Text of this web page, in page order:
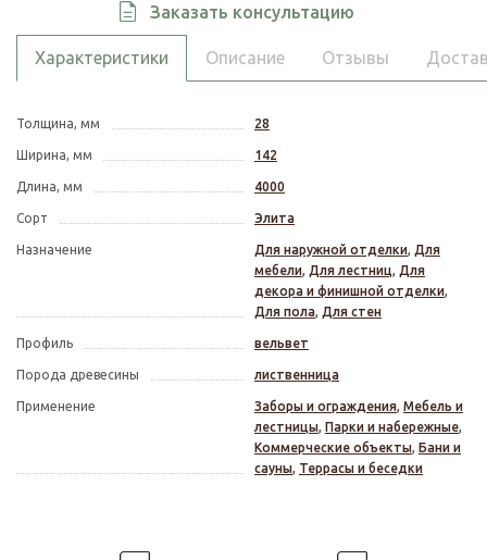
Заказать консультацию
Характеристики Описание Отзывы
Толщина, мм 28
Ширина, мм 142
Длина, мм 4000
Сорт Элита
Назначение Для наружной отделки, Для
мебели, Для лестниц, Для
декора и финишной отделки,
Для пола, Для стен
Профиль вельвет
Порода древесины лиственница
Применение Заборы и ограждения, Мебель и
лестницы, Парки и набережные,
Коммерческие объекты, Бани и
сауны, Террасы и беседки